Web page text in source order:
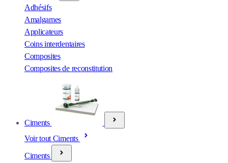
Adhésifs
Amalgames
Applicateurs
Coins interdentaires
Composites
Composites de reconstitution
Ciments
Voir tout Ciments
Ciments